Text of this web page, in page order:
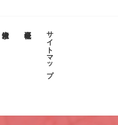
サイトマップ